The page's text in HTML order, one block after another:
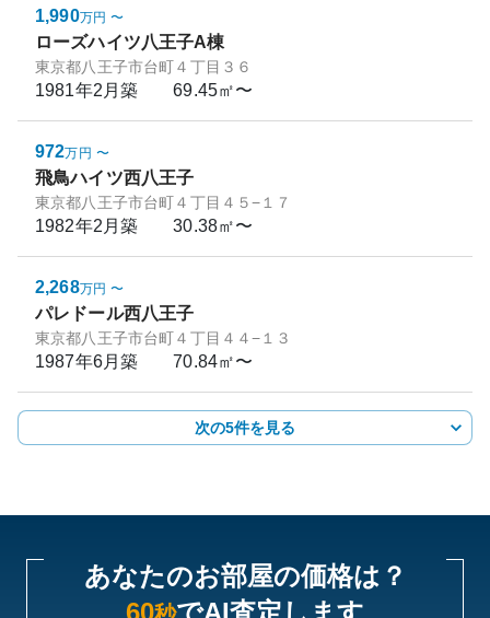
1,990万円 〜
ローズハイツ八王子A棟
東京都八王子市台町４丁目３６
1981年2月築 69.45㎡〜
972万円 〜
飛鳥ハイツ西八王子
東京都八王子市台町４丁目４５−１７
1982年2月築 30.38㎡〜
2,268万円 〜
パレドール西八王子
東京都八王子市台町４丁目４４−１３
1987年6月築 70.84㎡〜
次の5件を見る
あなたのお部屋の価格は？
60
でAI査定します